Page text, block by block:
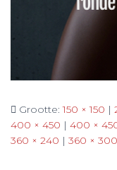
Grootte:150 × 150 |
400 × 450 | 400 ×
360 × 240 | 360 × 300